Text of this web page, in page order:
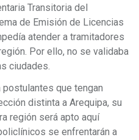
Transitoria del
de Emisión de Licencias
atender a tramitadores
Por ello, no se validaba
ciudades.
postulantes que tengan
distinta a Arequipa, su
región será apto aquí
se enfrentarán a